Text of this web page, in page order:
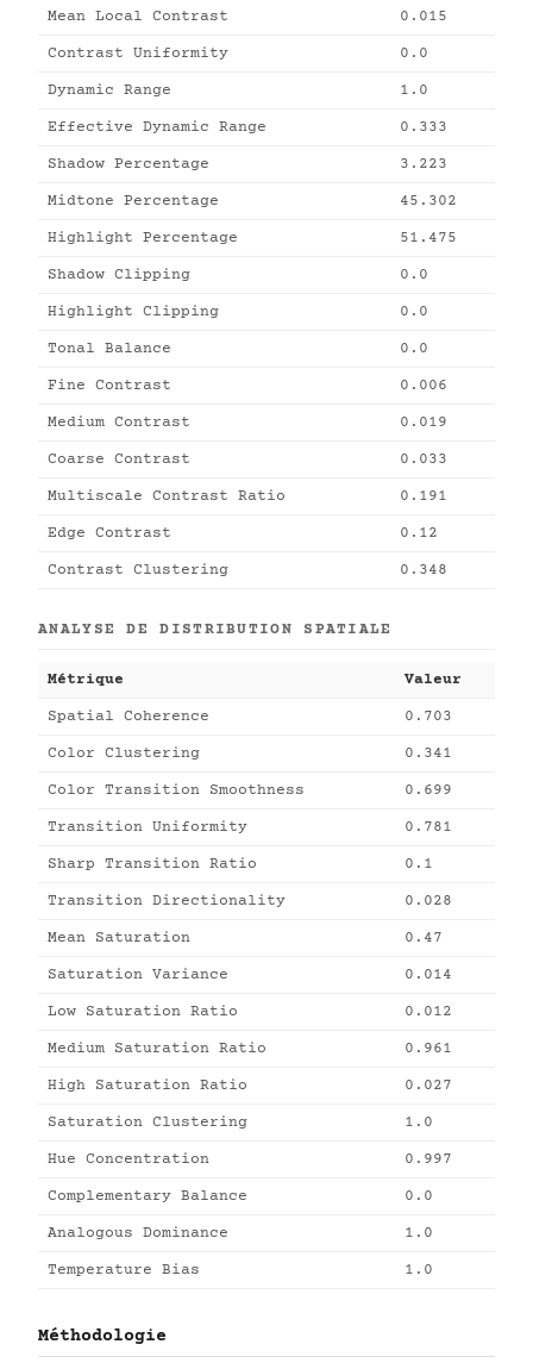
Mean Local Contrast 0.015
Contrast Uniformity 0.0
Dynamic Range 1.0
Effective Dynamic Range 0.333
Shadow Percentage 3.223
Midtone Percentage 45.302
Highlight Percentage 51.475
Shadow Clipping 0.0
Highlight Clipping 0.0
Tonal Balance 0.0
Fine Contrast 0.006
Medium Contrast 0.019
Coarse Contrast 0.033
Multiscale Contrast Ratio 0.191
Edge Contrast 0.12
Contrast Clustering 0.348
ANALYSE DE DISTRIBUTION SPATIALE
Métrique Valeur
Spatial Coherence 0.703
Color Clustering 0.341
Color Transition Smoothness 0.699
Transition Uniformity 0.781
Sharp Transition Ratio 0.1
Transition Directionality 0.028
Mean Saturation 0.47
Saturation Variance 0.014
Low Saturation Ratio 0.012
Medium Saturation Ratio 0.961
High Saturation Ratio 0.027
Saturation Clustering 1.0
Hue Concentration 0.997
Complementary Balance 0.0
Analogous Dominance 1.0
Temperature Bias 1.0
Méthodologie